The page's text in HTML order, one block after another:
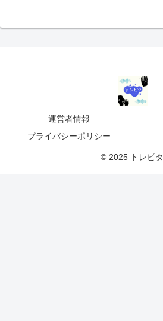
運営者情報
プライバシーポリシー
© 2025 トレピタ.